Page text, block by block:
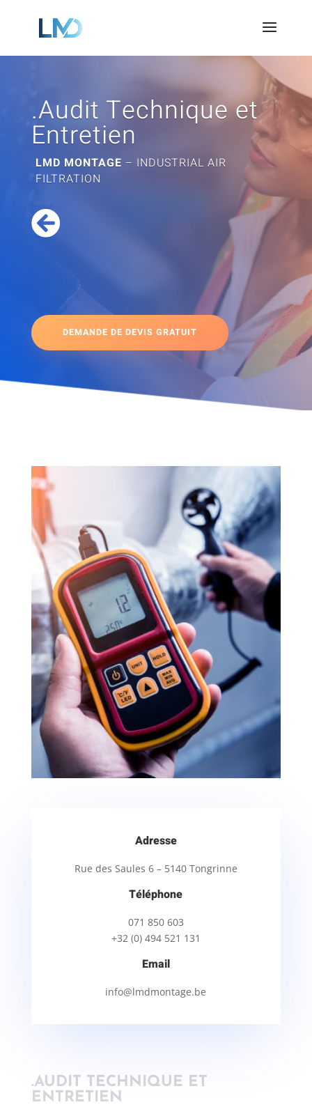
.Audit Technique et
Entretien
LMD MONTAGE – INDUSTRIAL AIR
FILTRATION
DEMANDE DE DEVIS GRATUIT
Adresse
Rue des Saules 6 – 5140 Tongrinne
Téléphone
071 850 603
+32 (0) 494 521 131
Email
info@lmdmontage.be
.AUDIT TECHNIQUE ET
ENTRETIEN